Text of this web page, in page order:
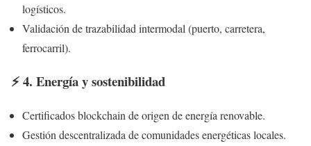
logísticos.
Validación de trazabilidad intermodal (puerto, carretera,
ferrocarril).
⚡ 4. Energía y sostenibilidad
Certificados blockchain de origen de energía renovable.
Gestión descentralizada de comunidades energéticas locales.